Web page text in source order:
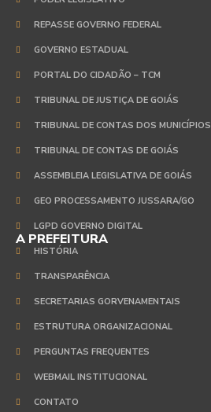
REPASSE GOVERNO FEDERAL
GOVERNO ESTADUAL
PORTAL DO CIDADÃO – TCM
TRIBUNAL DE JUSTIÇA DE GOIÁS
TRIBUNAL DE CONTAS DOS MUNICÍPIOS
TRIBUNAL DE CONTAS DE GOIÁS
ASSEMBLEIA LEGISLATIVA DE GOIÁS
GEO PROCESSAMENTO JUSSARA/GO
LGPD GOVERNO DIGITAL
A PREFEITURA
HISTÓRIA
TRANSPARÊNCIA
SECRETARIAS GORVENAMENTAIS
ESTRUTURA ORGANIZACIONAL
PERGUNTAS FREQUENTES
WEBMAIL INSTITUCIONAL
CONTATO